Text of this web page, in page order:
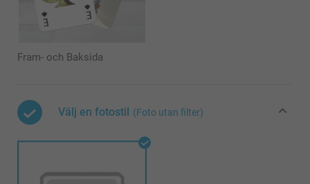
Fram- och Baksida
Välj en fotostil (Foto utan filter)